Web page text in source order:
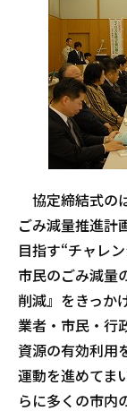
協定締結式の
ごみ減量推進計
目指す“チャレ
市民のごみ減量
削減』をきっか
業者・市民・行
資源の有効利用
運動を進めてま
らに多くの市内